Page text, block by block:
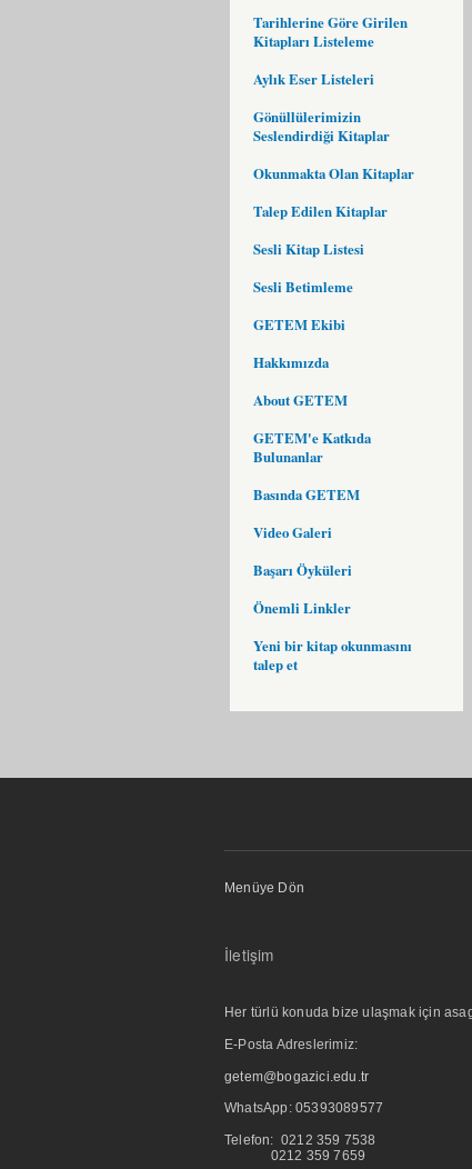
Tarihlerine Göre Girilen
Kitapları Listeleme
Aylık Eser Listeleri
Gönüllülerimizin
Seslendirdiği Kitaplar
Okunmakta Olan Kitaplar
Talep Edilen Kitaplar
Sesli Kitap Listesi
Sesli Betimleme
GETEM Ekibi
Hakkımızda
About GETEM
GETEM'e Katkıda
Bulunanlar
Basında GETEM
Video Galeri
Başarı Öyküleri
Önemli Linkler
Yeni bir kitap okunmasını
talep et
Menüye Dön
İletişim
Her türlü konuda bize ulaşmak için
E-Posta Adreslerimiz:
getem@bogazici.edu.tr
WhatsApp: 05393089577
Telefon: 0212 359 7538
0212 359 7659